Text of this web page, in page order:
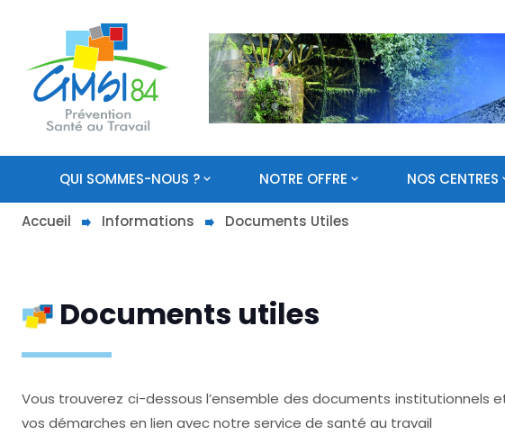
QUI SOMMES-NOUS ? NOTRE OFFRE NOS CENTRES
Accueil Informations Documents Utiles
Documents utiles
Vous trouverez ci-dessous l’ensemble des documents
vos démarches en lien avec notre service de santé au travail